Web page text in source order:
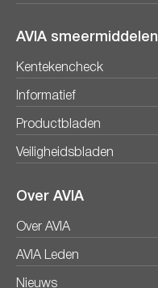
AVIA smeermiddelen
Kentekencheck
Informatief
Productbladen
Veiligheidsbladen
Over AVIA
Over AVIA
AVIA Leden
Nieuws